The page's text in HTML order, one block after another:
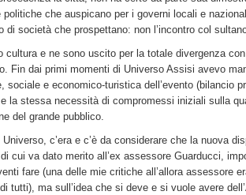
che auspicano per i governi locali e
società che prospettano: non l’incontro col
cultura e ne sono uscito per la totale divergenza
Fin dai primi momenti di Universo Assisi avevo
sociale e economico-turistica dell’evento (bilancio
la stessa necessità di compromessi iniziali sulla
del grande pubblico.
c’era e c’è da considerare che la nuova
cui va dato merito all’ex assessore Guarducci,
fare (una delle mie critiche all’allora assessore
tutti), ma sull’idea che si deve e si vuole avere